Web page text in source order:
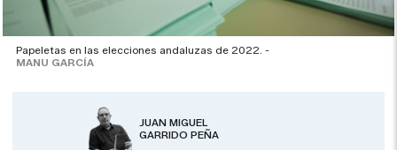
Papeletas en las elecciones andaluzas de 2022. -
MANU GARCÍA
JUAN MIGUEL
GARRIDO PEÑA